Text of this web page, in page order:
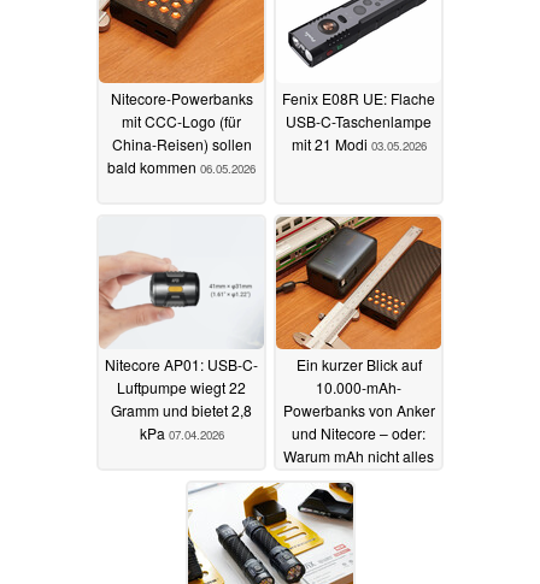
Nitecore-Powerbanks
mit CCC-Logo (für
China-Reisen) sollen
bald kommen 06.05.2026
Fenix E08R UE: Flache
USB-C-Taschenlampe
mit 21 Modi 03.05.2026
Nitecore AP01: USB-C-
Luftpumpe wiegt 22
Gramm und bietet 2,8
kPa 07.04.2026
Ein kurzer Blick auf
10.000-mAh-
Powerbanks von Anker
und Nitecore – oder:
Warum mAh nicht alles
sind22.03.2026